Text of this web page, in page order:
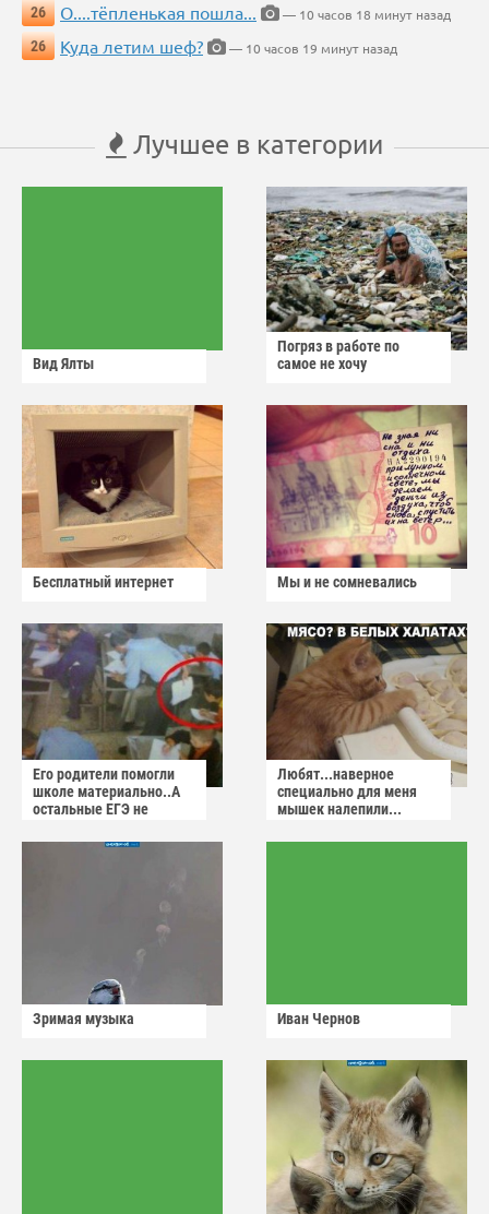
26
О....тёпленькая пошла...
— 10 часов 18 минут назад
26
Куда летим шеф? — 10 часов 19 минут назад
Лучшее в категории
Вид Ялты
Погряз в работе по
самое не хочу
Бесплатный интернет Мы и не сомневались
Его родители помогли
школе материально..А
остальные ЕГЭ не
Любят...наверное
специально для меня
мышек налепили...
Зримая музыка Иван Чернов